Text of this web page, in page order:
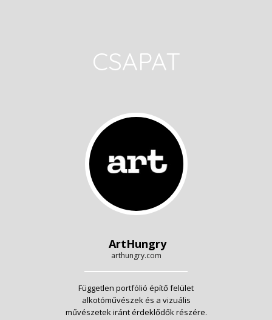
CSAPAT
ArtHungry
arthungry.com
Független portfólió építő felület
alkotóművészek és a vizuális
művészetek iránt érdeklődők részére.